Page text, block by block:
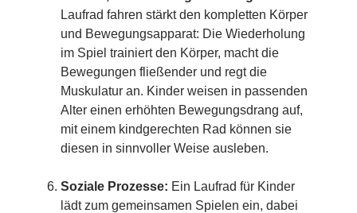
Laufrad fahren stärkt den kompletten Körper
und Bewegungsapparat: Die Wiederholung
im Spiel trainiert den Körper, macht die
Bewegungen fließender und regt die
Muskulatur an. Kinder weisen in passenden
Alter einen erhöhten Bewegungsdrang auf,
mit einem kindgerechten Rad können sie
diesen in sinnvoller Weise ausleben.
Soziale Prozesse: Ein Laufrad für Kinder
lädt zum gemeinsamen Spielen ein, dabei